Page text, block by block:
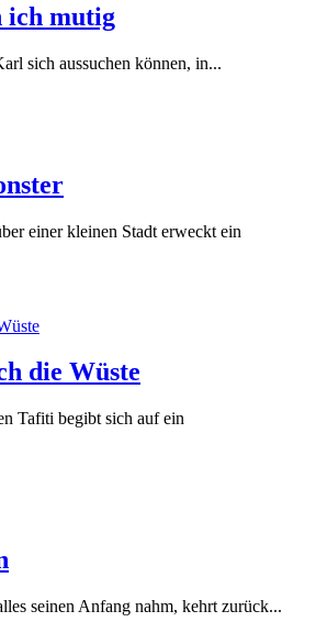
ich mutig
sich aussuchen können, in...
einer kleinen Stadt erweckt ein
die Wüste
Tafiti begibt sich auf ein
seinen Anfang nahm, kehrt zurück...